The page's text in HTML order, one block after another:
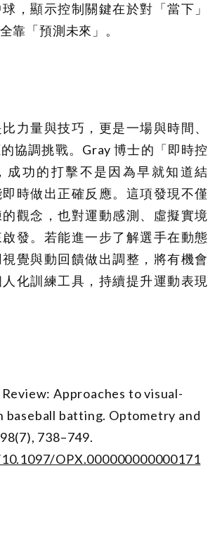
，顯示控制關鍵在於對「當下」
靠「預測未來」。
力量與技巧，更是一場與時間、
協調挑戰。Gray 博士的「即時控
成功的打擊不是因為早就知道結
時做出正確反應。這項發現不僅
觀念，也對運動感測、虛擬實境
發。若能進一步了解選手在動態
覺與動回饋做出調整，將有機會
化訓練工具，持續提升運動表現
Review: Approaches to visual-
baseball batting. Optometry and
738–749.
OPX.000000000000171